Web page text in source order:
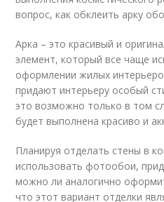
вопрос, как обклеить арку
Арка – это красивый и
элемент, который все чаще
оформлении жилых
придают интерьеру особый
это возможно только в том
будет выполнена красиво и
Планируя отделать стены в
использовать фотообои,
можно ли аналогично
что этот вариант отделки